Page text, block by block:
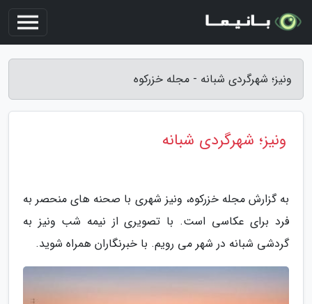
ونیز؛ شهرگردی شبانه - مجله خزرکوه
ونیز؛ شهرگردی شبانه
به گزارش مجله خزرکوه، ونیز شهری با صحنه های منحصر به
فرد برای عکاسی است. با تصویری از نیمه شب ونیز به
گردشی شبانه در شهر می رویم. با خبرنگاران همراه شوید.